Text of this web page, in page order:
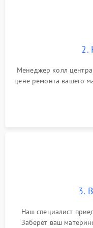
2.
Менеджер колл
цене ремонта вашего
3.
Наш специалист
Заберет ваш